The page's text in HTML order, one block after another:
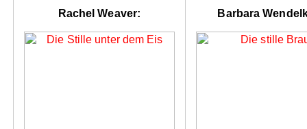
Rachel Weaver: Barbara